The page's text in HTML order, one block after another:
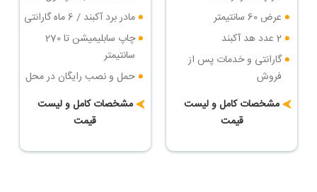
مادر برد آکبند / 6 ماه گارانتی
چاپ سابلیمیشن تا 270
سانتیمتر
حمل و نصب رایگان در محل
شرایط پرداخت اقساطی
مشخصات کامل و لیست
قیمت
عرض 60 سانتیمتر
2 عدد هد آکبند
گارانتی و خدمات پس از
فروش
حمل و نصب رایگان
مشخصات کامل و لیست
قیمت